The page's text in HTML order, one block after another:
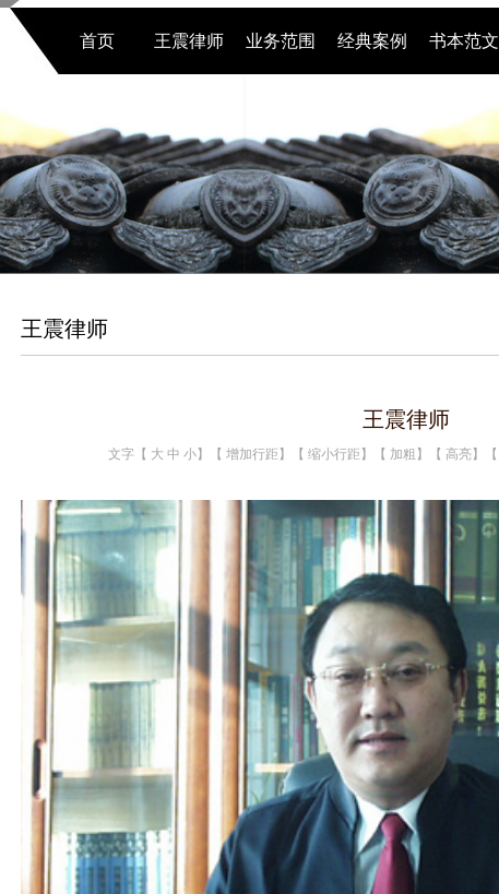
首页 王震律师 业务范围 经典案例 书本范文
王震律师
王震律师
文字【 大 中 小】【 增加行距 】【 缩小行距 】【 加粗 】【 高亮】【